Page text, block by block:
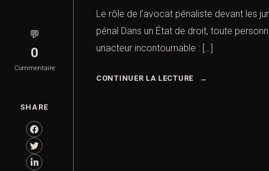
💬
0
Commentaire
SHARE
Le rôle de l’avocat pénaliste devant les
pénal Dans un État de droit, toute
unacteur incontournable : […]
CONTINUER LA LECTURE